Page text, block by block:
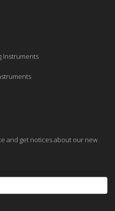
Instruments
and get notices about our new